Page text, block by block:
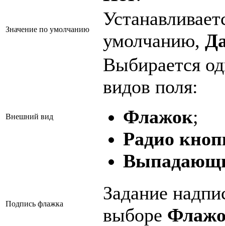
Значение по умолчанию
умолчанию,
Внешний вид
Выбирается
видов поля:
Флажок;
Радио
Подпись флажка
Задание
выборе